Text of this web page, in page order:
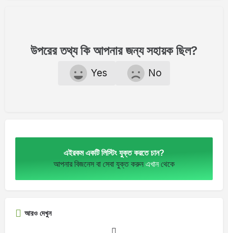
উপরের তথ্য কি আপনার জন্য সহায়ক ছিল?
Yes No
এইরকম একটি লিস্টিং যুক্ত করতে চান?
আপনার বিজনেস বা সেবা যুক্ত করুন এখান থেকে
আরও দেখুন